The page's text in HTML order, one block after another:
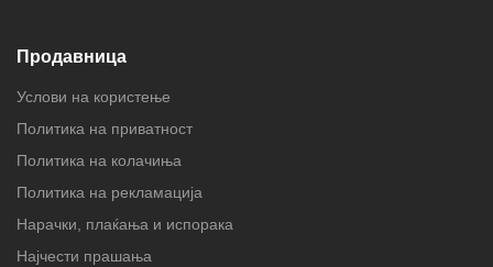
Продавница
Услови на користење
Политика на приватност
Политика на колачиња
Политика на рекламација
Нарачки, плаќања и испорака
Најчести прашања